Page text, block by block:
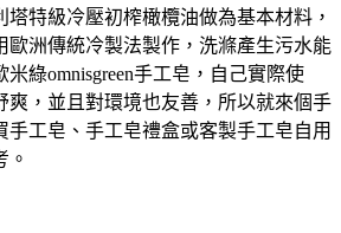
塔特級冷壓初榨橄欖油做為基本材料，
歐洲傳統冷製法製作，洗滌產生污水能
綠omnisgreen手工皂，自己實際使
爽，並且對環境也友善，所以就來個手
手工皂、手工皂禮盒或客製手工皂自用
。